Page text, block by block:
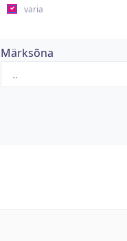
varia
Märksõna